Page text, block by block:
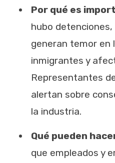
Por qué es
hubo
generan temor en
inmigrantes y
Representantes
alertan sobre
la industria.
Qué pueden
que empleados y